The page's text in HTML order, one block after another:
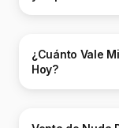
¿Cuánto Vale
Hoy?